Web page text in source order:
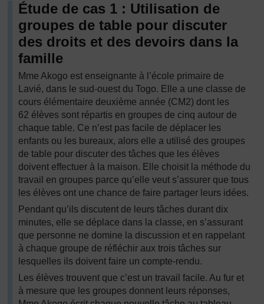
Étude de cas 1 : Utilisation de
groupes de table pour discuter
des droits et des devoirs dans la
famille
Mme Akogo est enseignante à l’école primaire de
Lavié, dans le sud-ouest du Togo. Elle a une classe de
cours élémentaire deuxième année (CM2) dont les
62 élèves sont répartis en groupes de cinq autour de
chaque table. Ce n’est pas facile de déplacer les
enfants ou les bureaux, alors elle a utilisé des groupes
de table pour discuter des tâches que les élèves
doivent effectuer à la maison. Elle choisit la méthode du
travail en groupes parce qu’elle veut s’assurer que tous
les élèves ont une chance de faire partager leurs idées.
Pendant qu’ils discutent de leurs tâches durant dix
minutes, elle se déplace dans la classe, en s’assurant
que personne ne domine la discussion et en rappelant
à chaque groupe de réfléchir aux trois tâches sur
lesquelles ils doivent faire un compte-rendu.
Les élèves trouvent que c’est un travail facile. Au fur et
à mesure que les groupes donnent leurs réponses,